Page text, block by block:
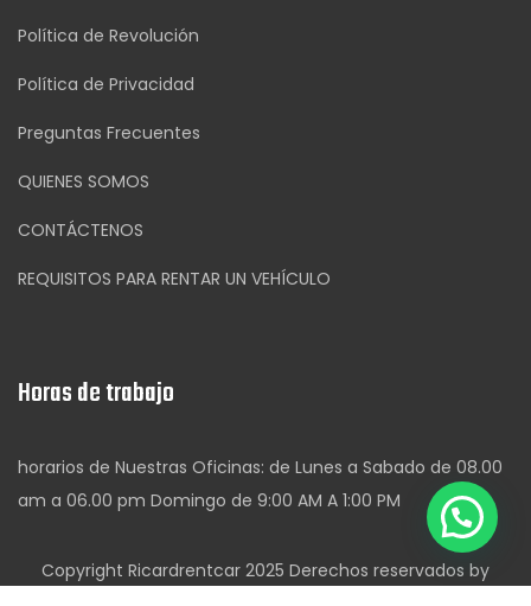
Política de Revolución
Política de Privacidad
Preguntas Frecuentes
QUIENES SOMOS
CONTÁCTENOS
REQUISITOS PARA RENTAR UN VEHÍCULO
Horas de trabajo
horarios de Nuestras Oficinas: de Lunes a Sabado de 08.00
am a 06.00 pm Domingo de 9:00 AM A 1:00 PM
Copyright Ricardrentcar 2025 Derechos reservados by